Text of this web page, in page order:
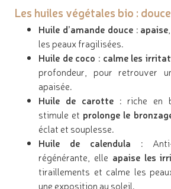
Les huiles végétales bio :
Huile d’amande douce : apaise
les peaux fragilisées.
Huile de coco : calme les
profondeur, pour retrouver
apaisée.
Huile de carotte : riche en
stimule et prolonge le
éclat et souplesse.
Huile de calendula : Anti-
régénérante, elle apaise les
tiraillements et calme les
une exposition au soleil.